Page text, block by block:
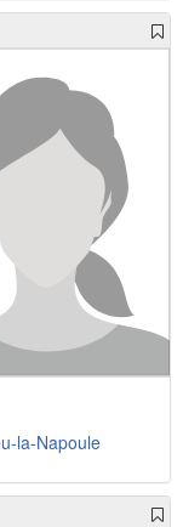
la-Napoule